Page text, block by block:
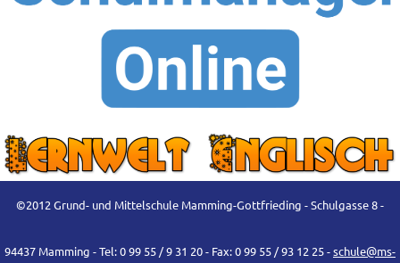
©2012 Grund- und Mittelschule Mamming-Gottfrieding - Schulgasse 8 -
94437 Mamming - Tel: 0 99 55 / 9 31 20 - Fax: 0 99 55 / 93 12 25 -schule@ms-